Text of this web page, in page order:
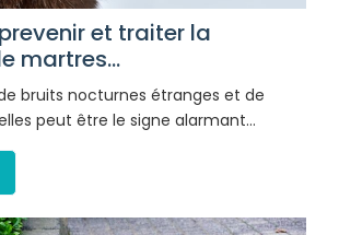
et traiter la
martres...
bruits nocturnes étranges et de
peut être le signe alarmant…